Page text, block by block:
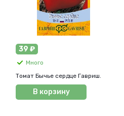
39 ₽
Много
Томат Бычье сердце Гавриш.
В корзину